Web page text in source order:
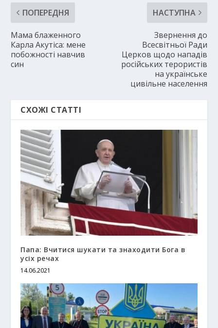
ПОПЕРЕДНЯ
Мама блаженного
Карла Акутіса: мене
побожності навчив
син
НАСТУПНА
Звернення до
Всесвітньої Ради
Церков щодо нападів
російських терористів
на українське
цивільне населення
СХОЖІ СТАТТІ
Папа: Вчитися шукати та знаходити Бога в
усіх речах
14.06.2021